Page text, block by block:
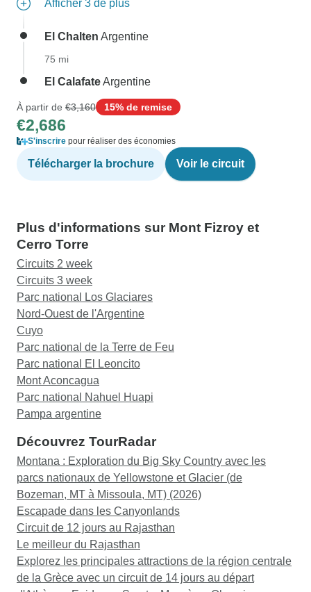
Afficher 3 de plus
El Chalten Argentine
75 mi
El CalafateArgentine
À partir de €3,160 15% de remise
€2,686
S'inscrire pour réaliser des économies
Télécharger la brochure Voir le circuit
Plus d'informations sur Mont Fizroy et
Cerro Torre
Circuits 2 week
Circuits 3 week
Parc national Los Glaciares
Nord-Ouest de l'Argentine
Cuyo
Parc national de la Terre de Feu
Parc national El Leoncito
Mont Aconcagua
Parc national Nahuel Huapi
Pampa argentine
Découvrez TourRadar
Montana : Exploration du Big Sky Country avec les
parcs nationaux de Yellowstone et Glacier (de
Bozeman, MT à Missoula, MT) (2026)
Escapade dans les Canyonlands
Circuit de 12 jours au Rajasthan
Le meilleur du Rajasthan
Explorez les principales attractions de la région centrale
de la Grèce avec un circuit de 14 jours au départ